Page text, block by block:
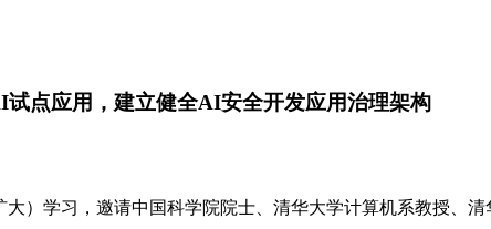
点应用，建立健全AI安全开发应用治理架构
）学习，邀请中国科学院院士、清华大学计算机系教授、